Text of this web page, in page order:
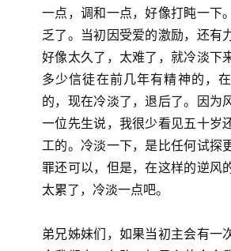
一点，调和一点，好像打盹一下
乏了。当初因受爱的激励，还有
好像太久了，太难了，就冷淡下
多少信徒在前几年有精神的，
的，现在冷淡了，退后了。因为
一位先生说，我很少看见五十岁
工的。冷淡一下，是比任何试探
罪还可以，但是，在这样的逆风
太累了，冷淡一点吧。
弟兄姊妹们，如果当初主会有一